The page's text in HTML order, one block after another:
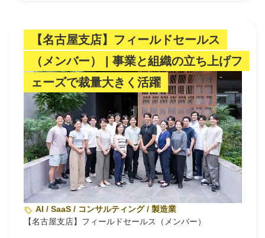
【名古屋支店】フィールドセールス
（メンバー） | 事業と組織の立ち上げフ
ェーズで裁量大きく活躍
AI / SaaS / コンサルティング / 製造業
【名古屋支店】フィールドセールス（メンバー）